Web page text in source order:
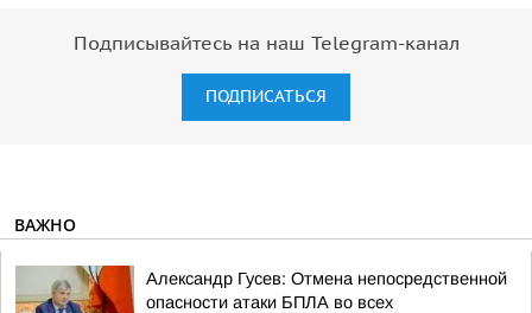
Подписывайтесь на наш Telegram-канал
ПОДПИСАТЬСЯ
ВАЖНО
Александр Гусев: Отмена непосредственной
опасности атаки БПЛА во всех